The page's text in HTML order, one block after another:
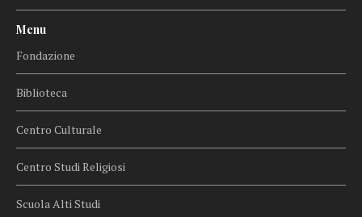
Menu
Fondazione
Biblioteca
Centro Culturale
Centro Studi Religiosi
Scuola Alti Studi